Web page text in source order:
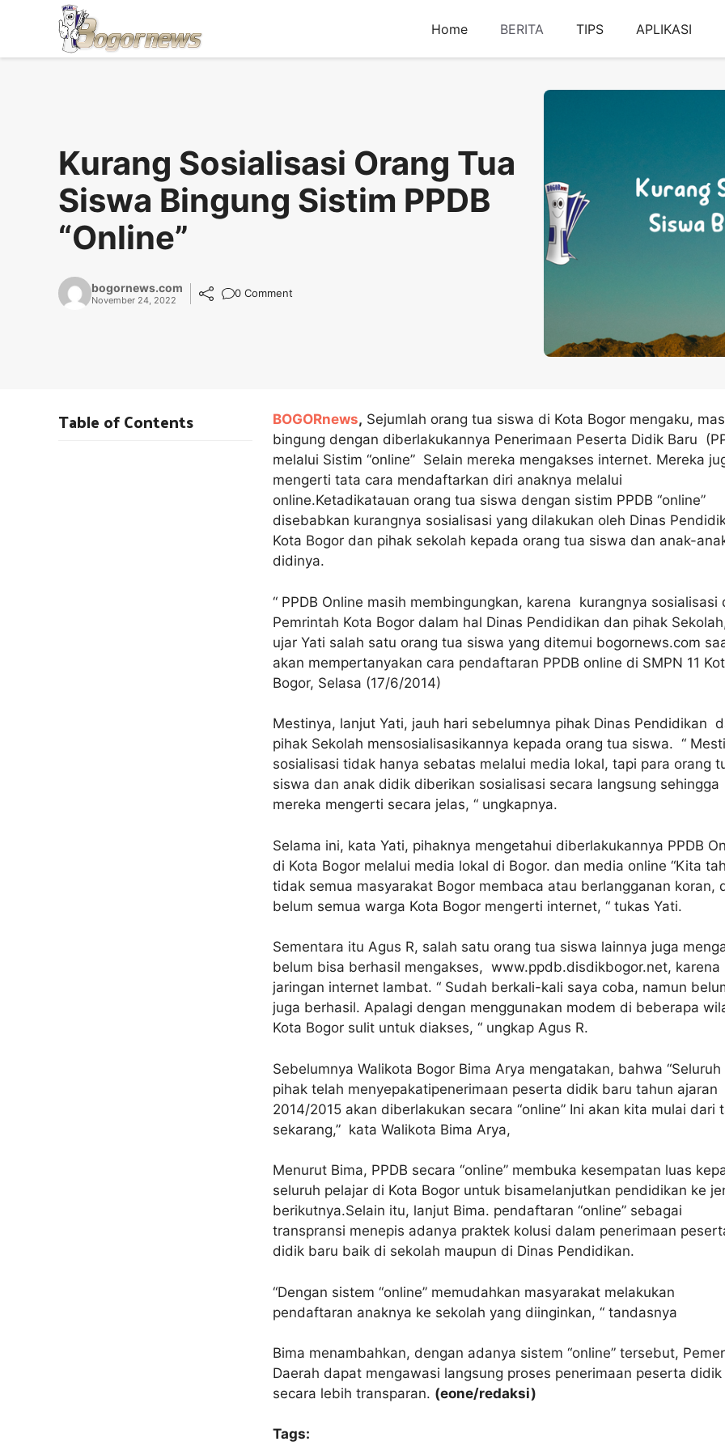
Home BERITA TIPS APLIKASI
Kurang Sosialisasi Orang Tua
Siswa Bingung Sistim PPDB
“Online”
bogornews.com
November 24, 2022
0 Comment
BOGORnews, Sejumlah orang tua siswa di Kota Bogor mengaku,
bingung dengan diberlakukannya Penerimaan Peserta Didik Baru
melalui Sistim “online” Selain mereka mengakses internet. Mereka
mengerti tata cara mendaftarkan diri anaknya melalui
online.Ketadikatauan orang tua siswa dengan sistim PPDB “online”
disebabkan kurangnya sosialisasi yang dilakukan oleh Dinas
Kota Bogor dan pihak sekolah kepada orang tua siswa dan anak-
didinya.
“ PPDB Online masih membingungkan, karena kurangnya sosialisasi
Pemrintah Kota Bogor dalam hal Dinas Pendidikan dan pihak
ujar Yati salah satu orang tua siswa yang ditemui bogornews.com
akan mempertanyakan cara pendaftaran PPDB online di SMPN 11
Bogor, Selasa (17/6/2014)
Mestinya, lanjut Yati, jauh hari sebelumnya pihak Dinas Pendidikan
pihak Sekolah mensosialisasikannya kepada orang tua siswa. “
sosialisasi tidak hanya sebatas melalui media lokal, tapi para orang
siswa dan anak didik diberikan sosialisasi secara langsung sehingga
mereka mengerti secara jelas, “ ungkapnya.
Selama ini, kata Yati, pihaknya mengetahui diberlakukannya PPDB
di Kota Bogor melalui media lokal di Bogor. dan media online “Kita
tidak semua masyarakat Bogor membaca atau berlangganan koran,
belum semua warga Kota Bogor mengerti internet, “ tukas Yati.
Sementara itu Agus R, salah satu orang tua siswa lainnya juga
belum bisa berhasil mengakses, www.ppdb.disdikbogor.net, karena
jaringan internet lambat. “ Sudah berkali-kali saya coba, namun
juga berhasil. Apalagi dengan menggunakan modem di beberapa
Kota Bogor sulit untuk diakses, “ ungkap Agus R.
Sebelumnya Walikota Bogor Bima Arya mengatakan, bahwa “Seluruh
pihak telah menyepakatipenerimaan peserta didik baru tahun ajaran
2014/2015 akan diberlakukan secara “online” Ini akan kita mulai dari
sekarang,” kata Walikota Bima Arya,
Menurut Bima, PPDB secara “online” membuka kesempatan luas
seluruh pelajar di Kota Bogor untuk bisamelanjutkan pendidikan ke
berikutnya.Selain itu, lanjut Bima. pendaftaran “online” sebagai
transpransi menepis adanya praktek kolusi dalam penerimaan
didik baru baik di sekolah maupun di Dinas Pendidikan.
“Dengan sistem “online” memudahkan masyarakat melakukan
pendaftaran anaknya ke sekolah yang diinginkan, “ tandasnya
Bima menambahkan, dengan adanya sistem “online” tersebut,
Daerah dapat mengawasi langsung proses penerimaan peserta
secara lebih transparan. (eone/redaksi)
Tags:
Table of Contents